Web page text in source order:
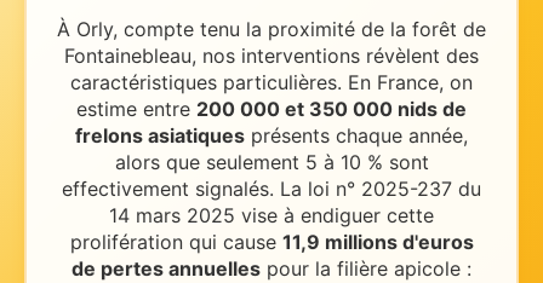
À Orly, compte tenu la proximité de la forêt de
Fontainebleau, nos interventions révèlent des
caractéristiques particulières. En France, on
estime entre 200 000 et 350 000 nids de
frelons asiatiques présents chaque année,
alors que seulement 5 à 10 % sont
effectivement signalés. La loi n° 2025-237 du
14 mars 2025 vise à endiguer cette
prolifération qui cause 11,9 millions d'euros
de pertes annuelles pour la filière apicole :